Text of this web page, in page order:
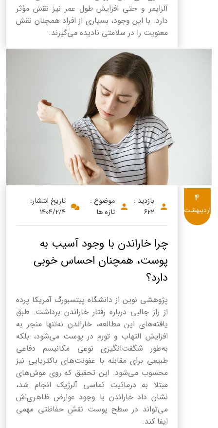
آلزایمر و حتی افزایش طول عمر نیز نقش مؤثر
دارد. با این وجود، بسیاری از افراد همچنان نقش
معنویت را در سلامتی نادیده می‌گیرند.
بازدید :
622
موضوع :
تازه ها
تاریخ انتشار:
1404/2/4
چرا خاراندن با وجود آسیب به
پوست، همچنان احساس خوبی
دارد؟
پژوهشی نوین از دانشگاه پیتسبورگ آمریکا پرده
از راز جالبی درباره رفتار خاراندن برداشت. طبق
یافته‌های این مطالعه، خاراندن نه‌تنها منجر به
افزایش التهاب و تورم در پوست می‌شود، بلکه
به‌طور شگفت‌انگیزی نوعی مکانیسم دفاعی
طبیعی برای مقابله با عفونت‌های باکتریایی نیز
محسوب می‌شود. این تحقیق که روی موش‌های
مبتلا به درماتیت تماسی آلرژیک انجام شد،
نشان داد خاراندن با وجود عوارض ظاهری‌اش
می‌تواند در سطح پوست نقش حفاظتی مهمی
ایفا کند.
4
اردیبهشت